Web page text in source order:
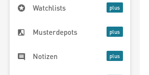
Watchlists
Musterdepots
Notizen